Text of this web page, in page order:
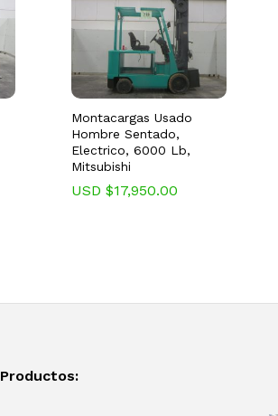
Montacargas Usado
Hombre Sentado,
Electrico, 6000 Lb,
Mitsubishi
USD $17,950.00
Productos: